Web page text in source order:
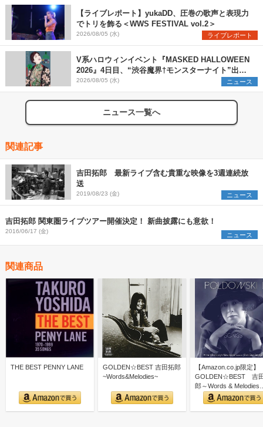
【ライブレポート】yukaDD、圧巻の歌声と表現力
でトリを飾る＜WWS FESTIVAL vol.2＞
2026/08/05 (水) ライブレポート
V系ハロウィンイベント『MASKED HALLOWEEN
2026』4日目、“渋谷魔界†モンスターナイト”出演6
組を発表
2026/08/05 (水) ニュース
ニュース一覧へ
関連記事
吉田拓郎 最新ライブ含む貴重な映像を3週連続放
送
2019/08/23 (金) ニュース
吉田拓郎 関東圏ライブツアー開催決定！ 新曲披露にも意欲！
2016/06/17 (金) ニュース
関連商品
THE BEST PENNY LANE
GOLDEN☆BEST 吉田拓郎
~Words&Melodies~
【Amazon.co.jp限定】
GOLDEN☆BEST 吉
郎～Words &